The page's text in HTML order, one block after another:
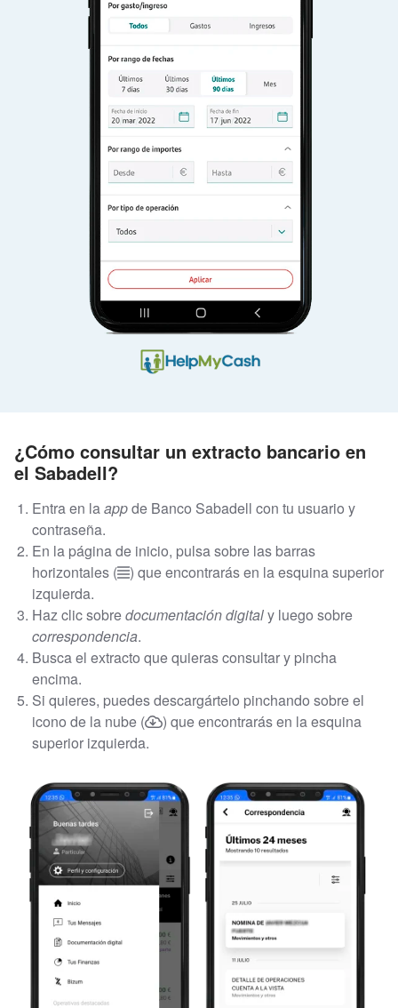
¿Cómo consultar un extracto bancario en
el Sabadell?
Entra en laappde Banco Sabadell con tu usuario y
contraseña.
En la página de inicio, pulsa sobre las barras
horizontales (
) que encontrarás en la esquina superior
izquierda.
Haz clic sobredocumentación digitaly luego sobre
correspondencia.
Busca el extracto que quieras consultar y pincha
encima.
Si quieres, puedes descargártelo pinchando sobre el
icono de la nube (
) que encontrarás en la esquina
superior izquierda.